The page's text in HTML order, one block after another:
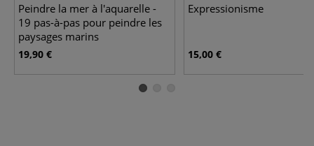
Peindre la mer à l'aquarelle -
19 pas-à-pas pour peindre les
paysages marins
19,90 €
Expressionisme
15,00 €